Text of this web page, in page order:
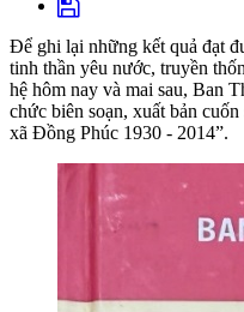
Để ghi lại những kết quả đạt
tinh thần yêu nước, truyền
hệ hôm nay và mai sau, Ban
chức biên soạn, xuất bản
xã Đồng Phúc 1930 - 2014”.